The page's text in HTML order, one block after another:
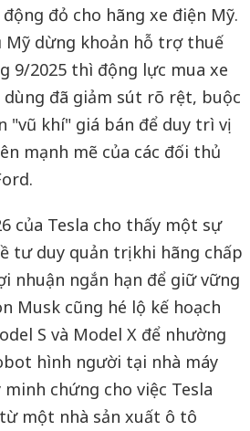
đỏ cho hãng xe điện Mỹ.
Mỹ dừng khoản hỗ trợ thuế
9/2025 thì động lực mua xe
đã giảm sút rõ rệt, buộc
"vũ khí" giá bán để duy trì vị
mạnh mẽ của các đối thủ
của Tesla cho thấy một sự
tư duy quản trị khi hãng chấp
nhuận ngắn hạn để giữ vững
Musk cũng hé lộ kế hoạch
S và Model X để nhường
hình người tại nhà máy
chứng cho việc Tesla
một nhà sản xuất ô tô